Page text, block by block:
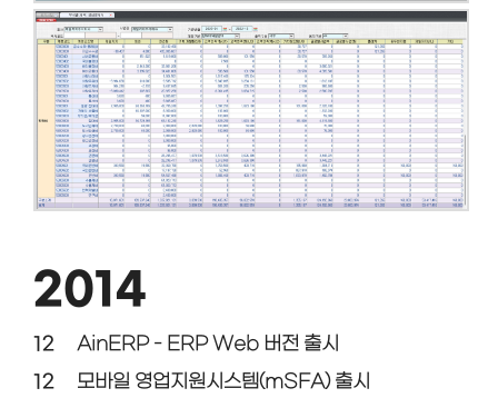
2014
12
AinERP - ERP Web 버전 출시
12
모바일 영업지원시스템(mSFA) 출시